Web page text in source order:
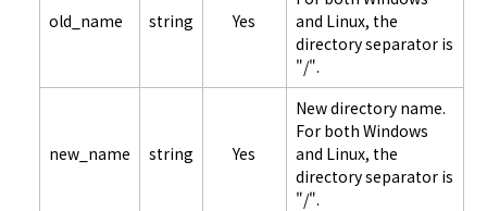
old_name string Yes
and Linux, the
directory separator is
"/".
new_name string Yes
New directory name.
For both Windows
and Linux, the
directory separator is
"/".